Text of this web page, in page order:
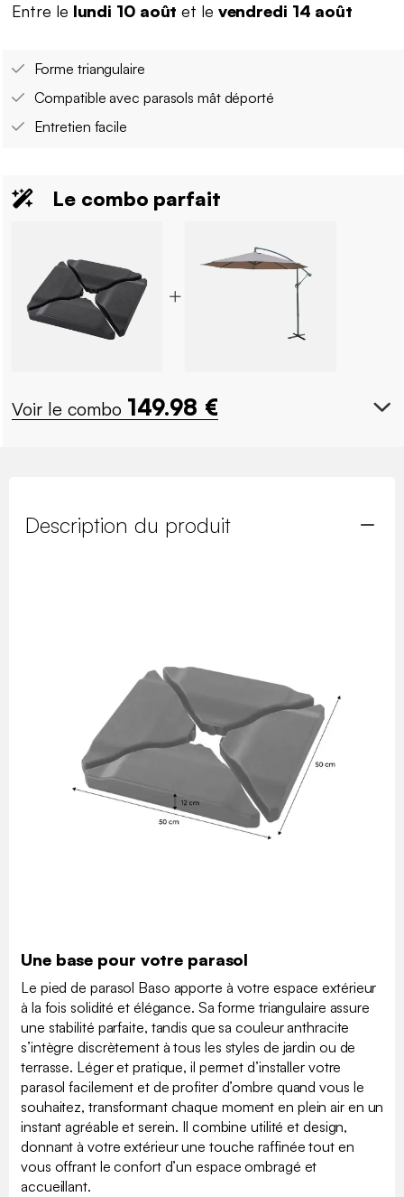
Entre le lundi 10 août et le vendredi 14 août
Forme triangulaire
Compatible avec parasols mât déporté
Entretien facile
Le combo parfait
Voir le combo 149.98 €
Description du produit
Une base pour votre parasol
Le pied de parasol Baso apporte à votre espace extérieur
à la fois solidité et élégance. Sa forme triangulaire assure
une stabilité parfaite, tandis que sa couleur anthracite
s’intègre discrètement à tous les styles de jardin ou de
terrasse. Léger et pratique, il permet d’installer votre
parasol facilement et de profiter d’ombre quand vous le
souhaitez, transformant chaque moment en plein air en un
instant agréable et serein. Il combine utilité et design,
donnant à votre extérieur une touche raffinée tout en
vous offrant le confort d’un espace ombragé et
accueillant.